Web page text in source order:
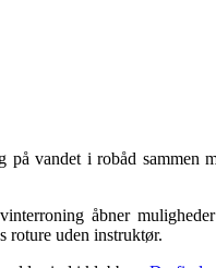
vandet i robåd sammen
åbner
roture uden instruktør.